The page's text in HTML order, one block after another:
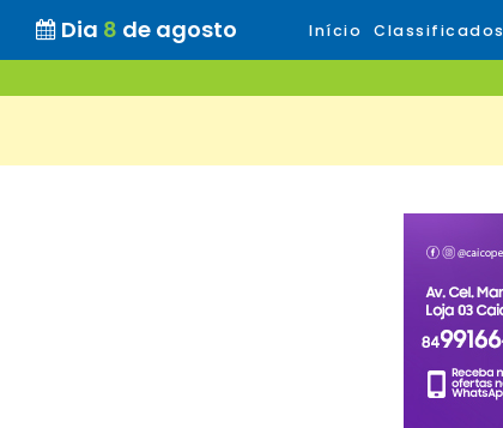
Dia 8 de agosto Início Classificados